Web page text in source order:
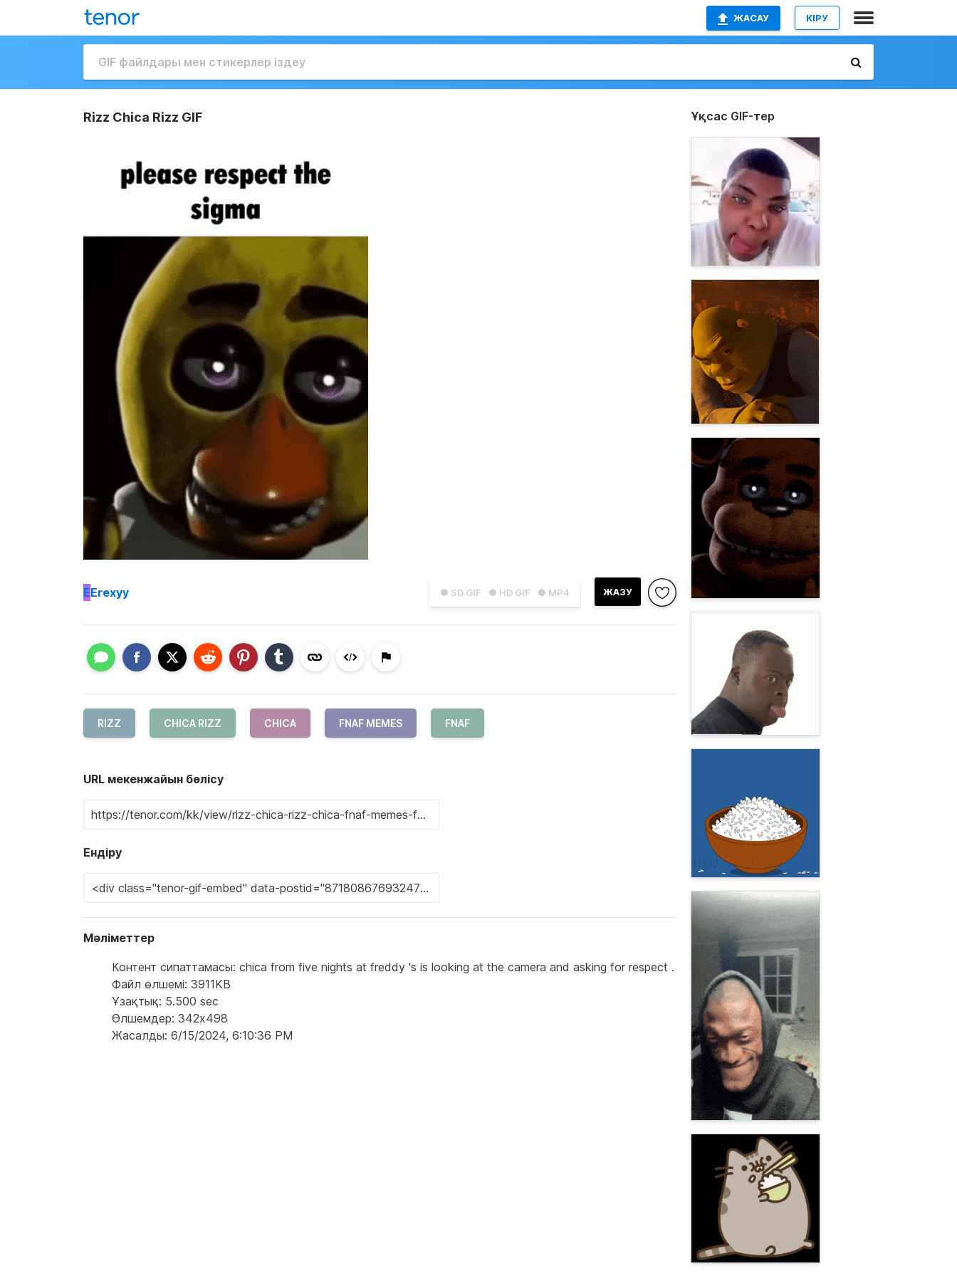
ЖАСАУ КІРУ
Rizz Chica Rizz GIF
● SD GIF ● HD GIF ● MP4 ЖАЗУ
EErexyy
RIZZ CHICA RIZZ CHICA FNAF MEMES FNAF
URL мекенжайын бөлісу
Ендіру
Мәліметтер
Контент сипаттамасы: chica from five nights at freddy 's is looking at the camera and asking for respect .
Файл өлшемі: 3911KB
Ұзақтық: 5.500 sec
Өлшемдер: 342x498
Жасалды: 6/15/2024, 6:10:36 PM
Ұқсас GIF-тер